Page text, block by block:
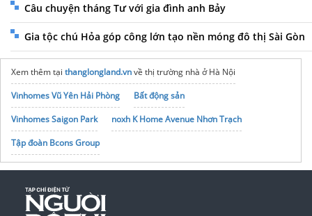
Câu chuyện tháng Tư với gia đình anh Bảy
Gia tộc chú Hỏa góp công lớn tạo nền móng đô thị Sài Gòn
Xem thêm tại thanglongland.vnvề thị trường nhà ở Hà Nội
Vinhomes Vũ Yên Hải Phòng
Bất động sản
Vinhomes Saigon Park
noxh K Home Avenue Nhơn Trạch
Tập đoàn Bcons Group